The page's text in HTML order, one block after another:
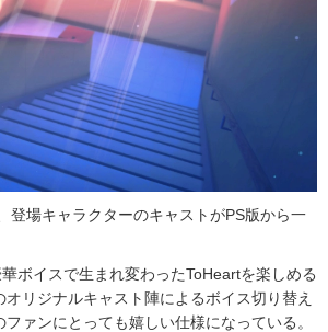
登場キャラクターのキャストがPS版から一
ボイスで生まれ変わったToHeartを楽しめる
リジナルキャスト陣によるボイス切り替え
ァンにとっても嬉しい仕様になっている。